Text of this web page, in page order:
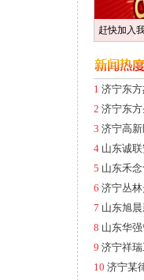
赶快加入
1 济宁东
2 济宁东
3 济宁高
4 山东诚
5 山东禾
6 济宁丛
7 山东旭
8 山东华
9 济宁祥
10 济宁某